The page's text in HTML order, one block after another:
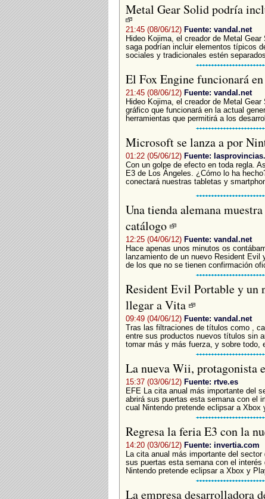
Metal Gear Solid podría
21:45 (08/06/12) Fuente: vandal.net
Hideo Kojima, el creador de Metal
saga podrían incluir elementos típicos
sociales y tradicionales estén
El Fox Engine funcionará
21:45 (08/06/12) Fuente: vandal.net
Hideo Kojima, el creador de Metal
gráfico que funcionará en la actual
herramientas que permitirá a los
Microsoft se lanza a por
01:22 (05/06/12) Fuente:
Con un golpe de efecto en toda regla.
E3 de Los Ángeles. ¿Cómo lo ha
conectará nuestras tabletas y
Una tienda alemana
catálogo
12:25 (04/06/12) Fuente: vandal.net
Hace apenas unos minutos os
lanzamiento de un nuevo Resident
de los que no se tienen confirmación
Resident Evil Portable y un
llegar a Vita
09:49 (04/06/12) Fuente: vandal.net
Tras las filtraciones de títulos como ,
entre sus productos nuevos títulos sin
tomar más y más fuerza, y sobre todo,
La nueva Wii, protagonista
15:37 (03/06/12) Fuente: rtve.es
EFE La cita anual más importante del
abrirá sus puertas esta semana con el
cual Nintendo pretende eclipsar a Xbox
Regresa la feria E3 con la
14:20 (03/06/12) Fuente: invertia.com
La cita anual más importante del
sus puertas esta semana con el
Nintendo pretende eclipsar a Xbox y
La empresa desarrolladora